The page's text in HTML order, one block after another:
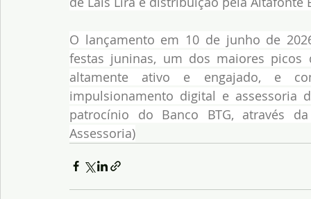
O lançamento em 10 de junho de
festas juninas, um dos maiores
altamente ativo e engajado, e
impulsionamento digital e assessoria
patrocínio do Banco BTG, através
Assessoria)